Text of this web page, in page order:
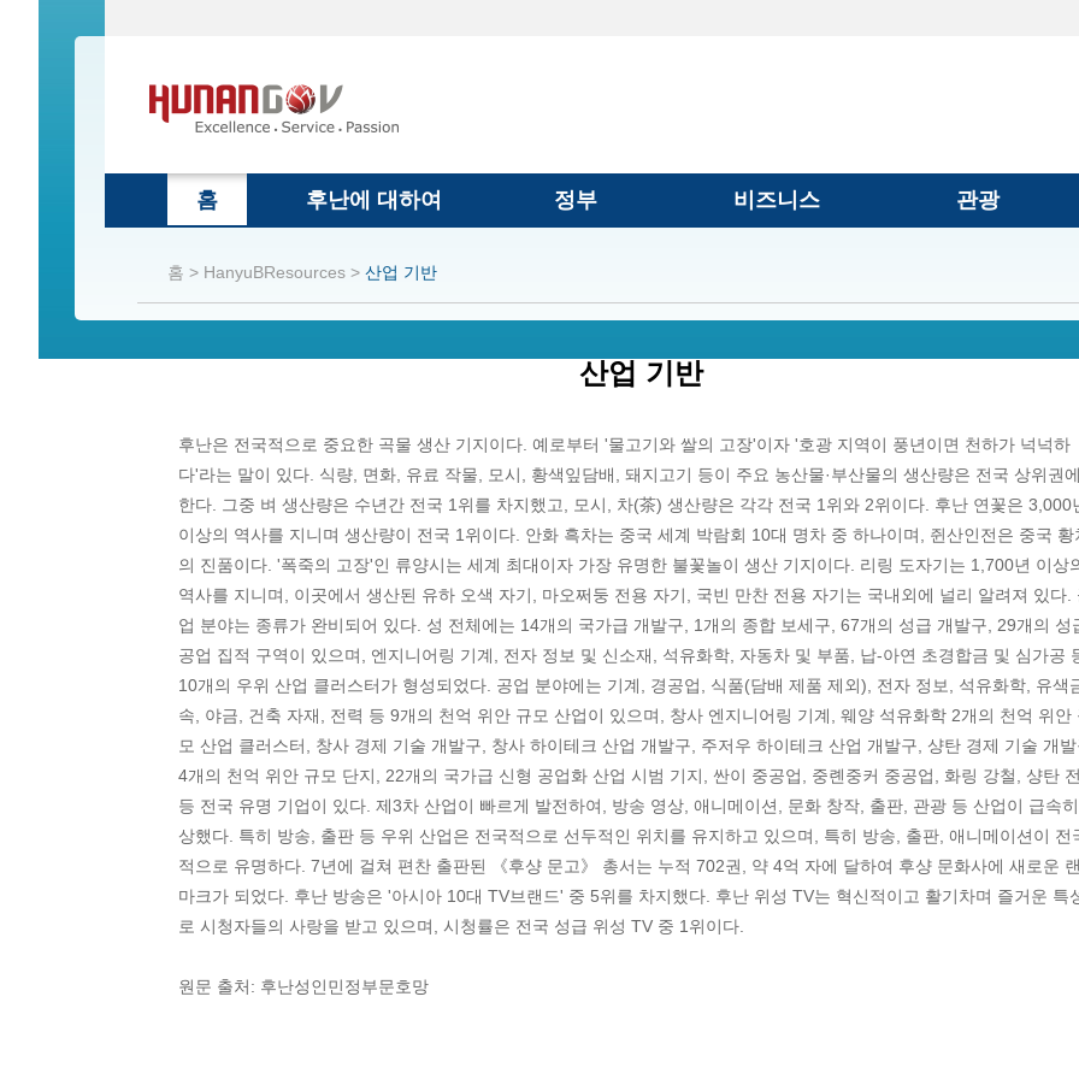
홈 후난에 대하여 정부 비즈니스 관광
홈 > HanyuBResources > 산업 기반
산업 기반
후난은 전국적으로 중요한 곡물 생산 기지이다. 예로부터 '물고기와 쌀의 고장'이자 '호광 지역이 풍년이면 천하가 넉넉하
다'라는 말이 있다. 식량, 면화, 유료 작물, 모시, 황색잎담배, 돼지고기 등이 주요 농산물·부산물의 생산량은 전국 상위권
한다. 그중 벼 생산량은 수년간 전국 1위를 차지했고, 모시, 차(茶) 생산량은 각각 전국 1위와 2위이다. 후난 연꽃은 3,000
이상의 역사를 지니며 생산량이 전국 1위이다. 안화 흑차는 중국 세계 박람회 10대 명차 중 하나이며, 쥔산인전은 중국 황
의 진품이다. '폭죽의 고장'인 류양시는 세계 최대이자 가장 유명한 불꽃놀이 생산 기지이다. 리링 도자기는 1,700년 이상
역사를 지니며, 이곳에서 생산된 유하 오색 자기, 마오쩌둥 전용 자기, 국빈 만찬 전용 자기는 국내외에 널리 알려져 있다.
업 분야는 종류가 완비되어 있다. 성 전체에는 14개의 국가급 개발구, 1개의 종합 보세구, 67개의 성급 개발구, 29개의 성
공업 집적 구역이 있으며, 엔지니어링 기계, 전자 정보 및 신소재, 석유화학, 자동차 및 부품, 납-아연 초경합금 및 심가공
10개의 우위 산업 클러스터가 형성되었다. 공업 분야에는 기계, 경공업, 식품(담배 제품 제외), 전자 정보, 석유화학, 유색
속, 야금, 건축 자재, 전력 등 9개의 천억 위안 규모 산업이 있으며, 창사 엔지니어링 기계, 웨양 석유화학 2개의 천억 위안
모 산업 클러스터, 창사 경제 기술 개발구, 창사 하이테크 산업 개발구, 주저우 하이테크 산업 개발구, 샹탄 경제 기술 개발
4개의 천억 위안 규모 단지, 22개의 국가급 신형 공업화 산업 시범 기지, 싼이 중공업, 중롄중커 중공업, 화링 강철, 샹탄
등 전국 유명 기업이 있다. 제3차 산업이 빠르게 발전하여, 방송 영상, 애니메이션, 문화 창작, 출판, 관광 등 산업이 급속
상했다. 특히 방송, 출판 등 우위 산업은 전국적으로 선두적인 위치를 유지하고 있으며, 특히 방송, 출판, 애니메이션이 전
적으로 유명하다. 7년에 걸쳐 편찬 출판된 《후샹 문고》 총서는 누적 702권, 약 4억 자에 달하여 후샹 문화사에 새로운
마크가 되었다. 후난 방송은 '아시아 10대 TV브랜드' 중 5위를 차지했다. 후난 위성 TV는 혁신적이고 활기차며 즐거운 특
로 시청자들의 사랑을 받고 있으며, 시청률은 전국 성급 위성 TV 중 1위이다.
원문 출처: 후난성인민정부문호망